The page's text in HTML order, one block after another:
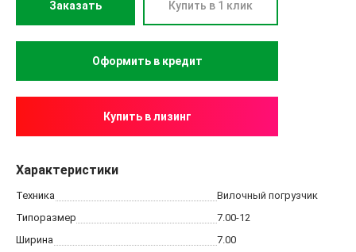
Заказать Купить в 1 клик
Купить в лизинг
Характеристики
Техника
Вилочный погрузчик
Типоразмер
7.00-12
Ширина
7.00